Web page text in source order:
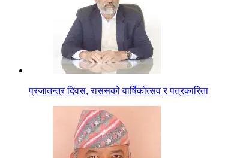
प्रजातन्त्र दिवस, राससको वार्षिकोत्सव र पत्रकारिता